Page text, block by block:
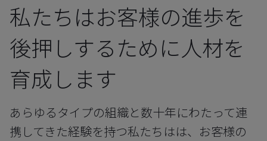
私たちはお客様の進歩を
後押しするために人材を
育成します
あらゆるタイプの組織と数十年にわたって連
携してきた経験を持つ私たちはは、お客様の